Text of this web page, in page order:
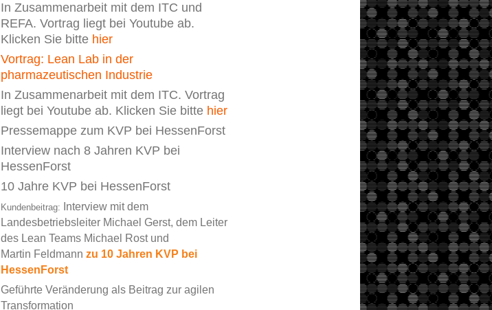
In Zusammenarbeit mit dem ITC und
REFA. Vortrag liegt bei Youtube ab.
Klicken Sie bitte hier
Vortrag: Lean Lab in der
pharmazeutischen Industrie
In Zusammenarbeit mit dem ITC. Vortrag
liegt bei Youtube ab. Klicken Sie bitte hier
Pressemappe zum KVP bei HessenForst
Interview nach 8 Jahren KVP bei
HessenForst
10 Jahre KVP bei HessenForst
Kundenbeitrag:
Interview mit dem
Landesbetriebsleiter Michael Gerst, dem Leiter
des Lean Teams Michael Rost und
Martin Feldmann zu 10 Jahren KVP bei
HessenForst
Geführte Veränderung als Beitrag zur agilen
Transformation